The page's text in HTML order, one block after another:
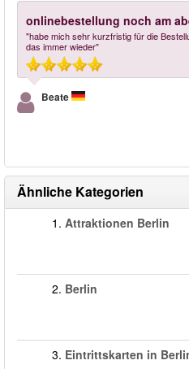
onlinebestellung noch am
"habe mich sehr kurzfristig für die
das immer wieder"
Beate
Ähnliche Kategorien
1. Attraktionen Berlin
2. Berlin
3. Eintrittskarten in